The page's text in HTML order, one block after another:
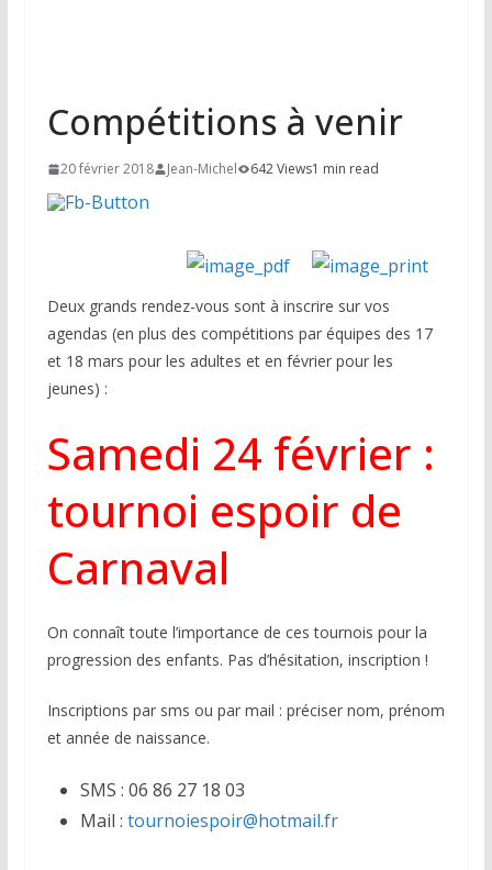
Compétitions à venir
20 février 2018 Jean-Michel 642 Views1 min read
Deux grands rendez-vous sont à inscrire sur vos
agendas (en plus des compétitions par équipes des 17
et 18 mars pour les adultes et en février pour les
jeunes) :
Samedi 24 février :
tournoi espoir de
Carnaval
On connaît toute l’importance de ces tournois pour la
progression des enfants. Pas d’hésitation, inscription !
Inscriptions par sms ou par mail : préciser nom, prénom
et année de naissance.
SMS : 06 86 27 18 03
Mail : tournoiespoir@hotmail.fr